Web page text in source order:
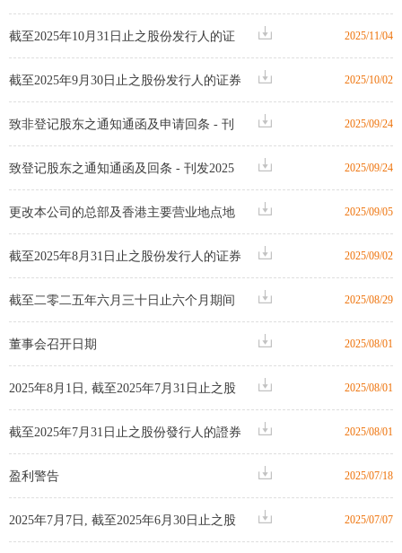
及主要交易 2025/11/04
截至2025年10月31日止之股份发行人的证
券变动月报表 2025/10/02
截至2025年9月30日止之股份发行人的证券
变动月报表 2025/09/24
致非登记股东之通知通函及申请回条 - 刊
发2025中期报告之刊发通知 2025/09/24
致登记股东之通知通函及回条 - 刊发2025
中期报告之刊发通知 2025/09/05
更改本公司的总部及香港主要营业地点地
址 2025/09/02
截至2025年8月31日止之股份发行人的证券
变动月报表 2025/08/29
截至二零二五年六月三十日止六个月期间
中期业绩公告 2025/08/01
董事会召开日期
2025/08/01
2025年8月1日, 截至2025年7月31日止之股
份发行人的证券变动月报表 2025/08/01
截至2025年7月31日止之股份發行人的證券
變動月報表 2025/07/18
盈利警告
2025/07/07
2025年7月7日, 截至2025年6月30日止之股